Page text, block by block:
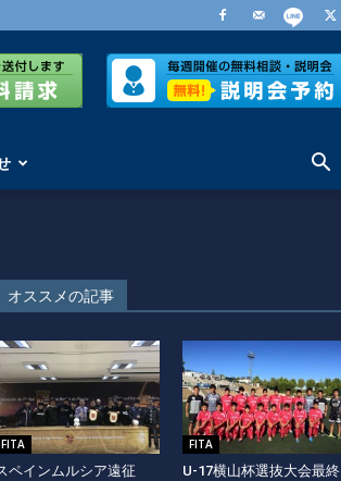
オススメの記事
FITA
ペインムルシア遠征
FITA
U-17横山杯選抜大会最終